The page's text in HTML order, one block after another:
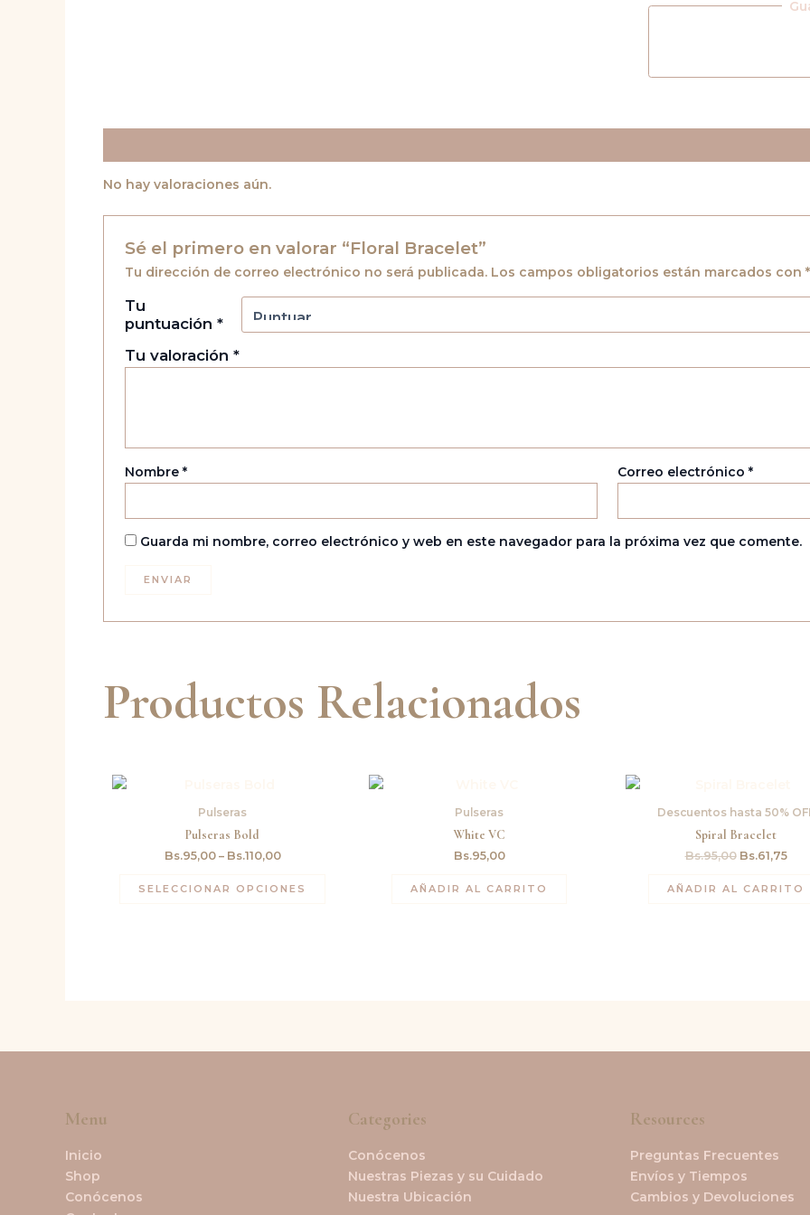
No hay valoraciones aún.
Sé el primero en valorar “Floral Bracelet”
Tu dirección de correo electrónico no será publicada. Los campos obligatorios están marcados con*
Tu
puntuación*
Tu valoración*
Nombre* Correo electrónico *
Guarda mi nombre, correo electrónico y web en este navegador para la próxima vez que comente.
Productos Relacionados
Pulseras
Pulseras Bold
Bs.95,00– Bs.110,00
SELECCIONAR OPCIONES
Pulseras
White VC
Bs.95,00
AÑADIR AL CARRITO
Descuentos hasta 50%
Spiral Bracelet
Bs.95,00
era:
Bs.95,00.
Bs.61,75
es:
AÑADIR AL CARRITO
Menu
Inicio
Shop
Conócenos
Categories
Conócenos
Nuestras Piezas y su Cuidado
Nuestra Ubicación
Resources
Preguntas Frecuentes
Envíos y Tiempos
Cambios y Devoluciones